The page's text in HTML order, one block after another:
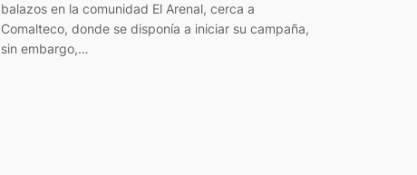
balazos en la comunidad El Arenal, cerca a
Comalteco, donde se disponía a iniciar su campaña,
sin embargo,…